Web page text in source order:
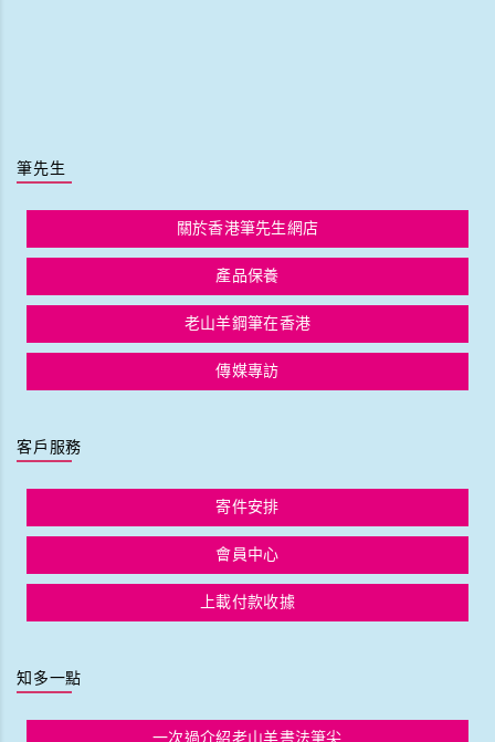
筆先生
關於香港筆先生網店
產品保養
老山羊鋼筆在香港
傳媒專訪
客戶服務
寄件安排
會員中心
上載付款收據
知多一點
一次過介紹老山羊書法筆尖